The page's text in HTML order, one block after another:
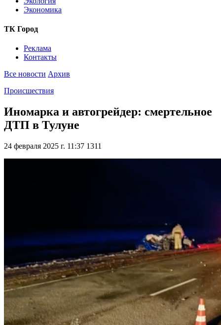
Экономика
ТК Город
Реклама
Контакты
Все новости Архив
Происшествия
Иномарка и автогрейдер: смертельное
ДТП в Тулуне
24 февраля 2025 г. 11:37 1311